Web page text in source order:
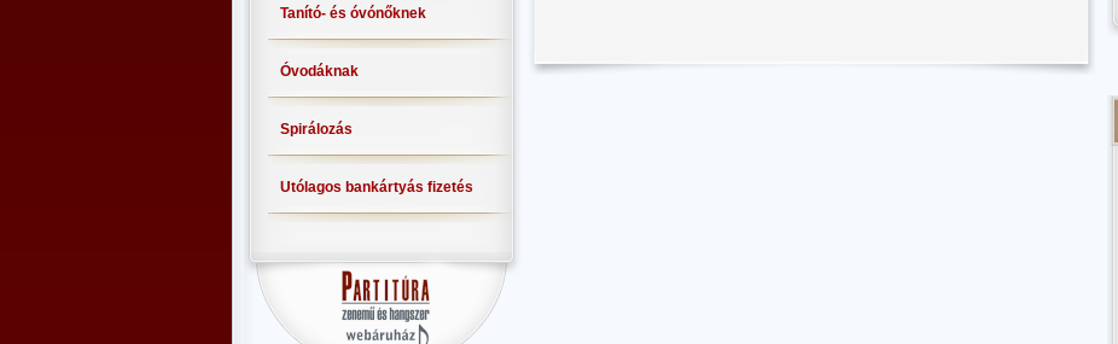
Tanító- és óvónőknek
Óvodáknak
Spirálozás
Utólagos bankártyás fizetés